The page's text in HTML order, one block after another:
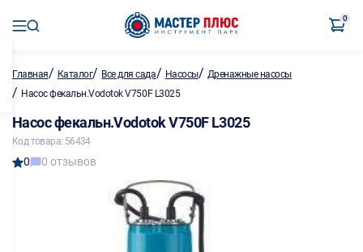
0
Главная/ Каталог/ Все для сада/ Насосы/ Дренажные насосы
/ Насос фекальн.Vodotok V750F L3025
Насос фекальн.Vodotok V750F L3025
Код товара: 56434
0 0 отзывов